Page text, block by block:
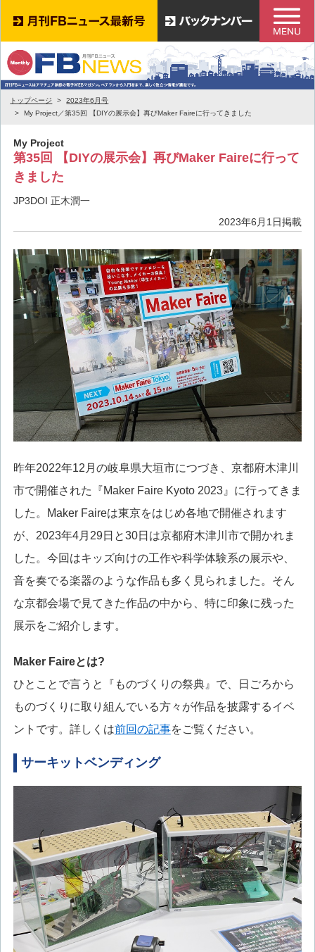
トップページ
2023年6月号
My Project／第35回 【DIYの展示会】再びMaker Faireに行ってきました
My Project
第35回 【DIYの展示会】再びMaker Faireに行って
きました
JP3DOI 正木潤一
2023年6月1日掲載
昨年2022年12月の岐阜県大垣市につづき、京都府木津川
市で開催された『Maker Faire Kyoto 2023』に行ってきま
した。Maker Faireは東京をはじめ各地で開催されます
が、2023年4月29日と30日は京都府木津川市で開かれま
した。今回はキッズ向けの工作や科学体験系の展示や、
音を奏でる楽器のような作品も多く見られました。そん
な京都会場で見てきた作品の中から、特に印象に残った
展示をご紹介します。
Maker Faireとは?
ひとことで言うと『ものづくりの祭典』で、日ごろから
ものづくりに取り組んでいる方々が作品を披露するイベ
ントです。詳しくは前回の記事をご覧ください。
サーキットベンディング